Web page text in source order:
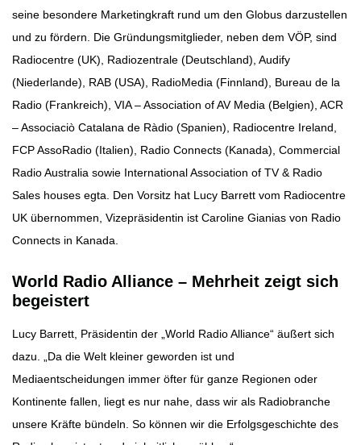
seine besondere Marketingkraft rund um den Globus darzustellen
und zu fördern. Die Gründungsmitglieder, neben dem VÖP, sind
Radiocentre (UK), Radiozentrale (Deutschland), Audify
(Niederlande), RAB (USA), RadioMedia (Finnland), Bureau de la
Radio (Frankreich), VIA – Association of AV Media (Belgien), ACR
– Associaciò Catalana de Ràdio (Spanien), Radiocentre Ireland,
FCP AssoRadio (Italien), Radio Connects (Kanada), Commercial
Radio Australia sowie International Association of TV & Radio
Sales houses egta. Den Vorsitz hat Lucy Barrett vom Radiocentre
UK übernommen, Vizepräsidentin ist Caroline Gianias von Radio
Connects in Kanada.
World Radio Alliance – Mehrheit zeigt sich
begeistert
Lucy Barrett, Präsidentin der „World Radio Alliance“ äußert sich
dazu. „Da die Welt kleiner geworden ist und
Mediaentscheidungen immer öfter für ganze Regionen oder
Kontinente fallen, liegt es nur nahe, dass wir als Radiobranche
unsere Kräfte bündeln. So können wir die Erfolgsgeschichte des